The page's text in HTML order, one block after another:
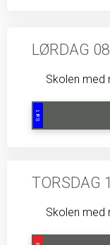
LØRDAG
Skolen med
Sal 1
TORSDAG
Skolen med